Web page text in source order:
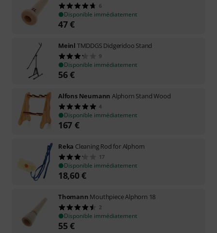
6
Disponible immédiatement
47€
Meinl TMDDGS Didgeridoo Stand
9
Disponible immédiatement
56€
Alfons Neumann Alphorn Stand Wood
4
Disponible immédiatement
167 €
Reka Cleaning Rod for Alphorn
17
Disponible immédiatement
18,60€
Thomann Mouthpiece Alphorn 18
2
Disponible immédiatement
55€